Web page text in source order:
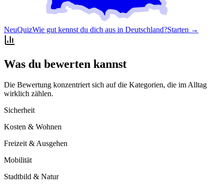
NeuQuizWie gut kennst du dich aus in Deutschland?Starten →
Was du bewerten kannst
Die Bewertung konzentriert sich auf die Kategorien, die im Alltag
wirklich zählen.
Sicherheit
Kosten & Wohnen
Freizeit & Ausgehen
Mobilität
Stadtbild & Natur